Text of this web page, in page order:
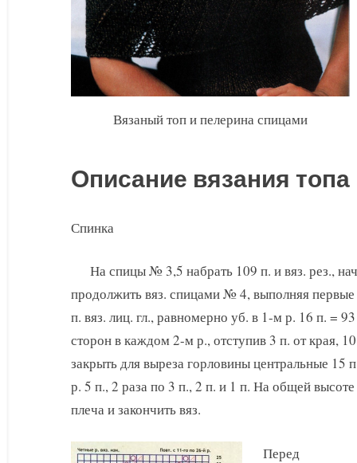
Вязаный топ и пелерина спицами
Описание вязания топа
Спинка
На спицы № 3,5 набрать 109 п. и вяз. рез.,
продолжить вяз. спицами № 4, выполняя
п. вяз. лиц. гл., равномерно уб. в 1-м р. 16 п. =
сторон в каждом 2-м р., отступив 3 п. от края,
закрыть для выреза горловины центральные
р. 5 п., 2 раза по 3 п., 2 п. и 1 п. На общей
плеча и закончить вяз.
Перед